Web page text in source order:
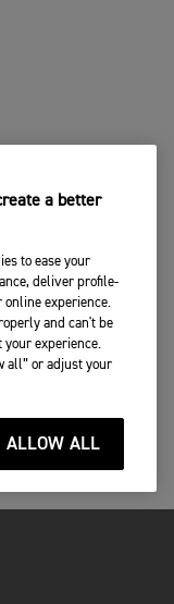
a better
to ease your
deliver profile-
online experience.
and can't be
your experience.
all” or adjust your
ALLOW ALL